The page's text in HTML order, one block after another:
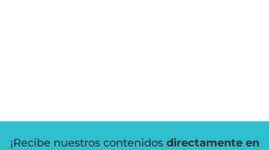
¡Recibe nuestros contenidos directamente en